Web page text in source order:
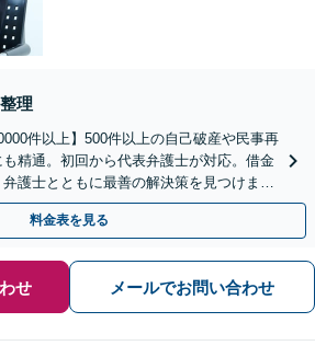
理
件以上】500件以上の自己破産や民事再
精通。初回から代表弁護士が対応。借金
護士とともに最善の解決策を見つけまし
ラス利用可】
料金表を見る
せ メールでお問い合わせ